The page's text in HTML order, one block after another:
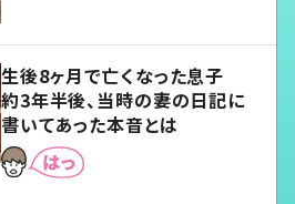
生後8ヶ月で亡くなった息子
約3年半後、当時の妻の日記に
書いてあった本音とは